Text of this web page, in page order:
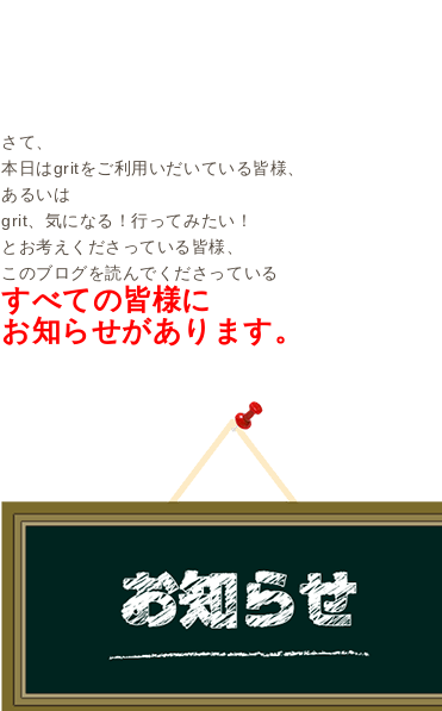
さて、
本日はgritをご利用いだいている皆様、
あるいは
grit、気になる！行ってみたい！
とお考えくださっている皆様、
このブログを読んでくださっている
すべての皆様に
お知らせがあります。